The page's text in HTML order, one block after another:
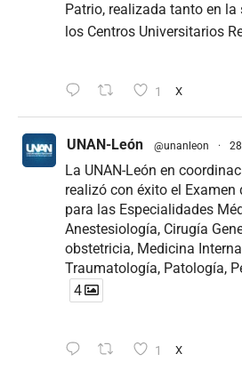
Patrio, realizada tanto en la
los Centros Universitarios
1 X
UNAN-León @unanleon ·
La UNAN-León en
realizó con éxito el
para las Especialidades
Anestesiología, Cirugía
obstetricia, Medicina
Traumatología, Patología,
4
1 X